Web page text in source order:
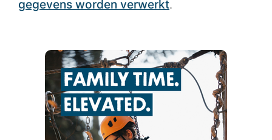
gegevens worden verwerkt.